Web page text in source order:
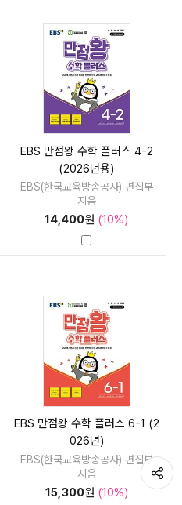
EBS 만점왕 수학 플러스 4-2
(2026년용)
EBS(한국교육방송공사) 편집부
지음
14,400원 (10%)
EBS 만점왕 수학 플러스 6-1 (2
026년)
EBS(한국교육방송공사) 편집부
지음
15,300원 (10%)